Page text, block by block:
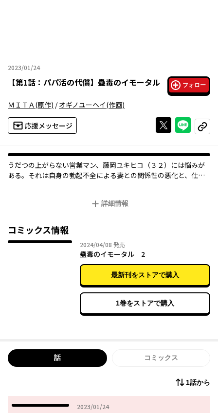
2023/01/24
2023年01月24日
【第1話：パパ活の代償】 蠱毒のイモータル フォロー
ＭＩＴＡ(原作) /オギノユーヘイ(作画)
応援メッセージ Xで投稿する
ライン
コピー
うだつの上がらない営業マン、藤岡ユキヒコ（３２）には悩みが
ある。それは自身の勃起不全による妻との関係性の悪化と、仕事
るため」、という建前で「パパ活アプリ」を紹介される。
活少女と会う事に。
そこには絶世の美女、ミスズが現れ、思いもよらぬ「パパ活」の
世界に誘われる―――。
詳細情報
コミックス情報
2024/04/08 2024年04月08日
発売
蠱毒のイモータル 2
最新刊をストアで購入
1巻をストアで購入
話 コミックス
1話から
2023/01/24
2023年01月24日